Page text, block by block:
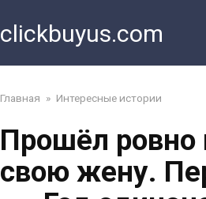
clickbuyus.com
Главная » Интересные истории
Прошёл ровно
свою жену.